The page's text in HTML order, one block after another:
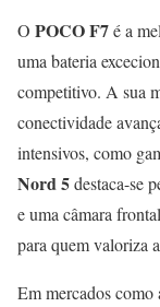
O POCO F7é a
uma bateria
competitivo. A sua
conectividade
intensivos, como
Nord 5destaca-se
e uma câmara
para quem valoriza
Em mercados como